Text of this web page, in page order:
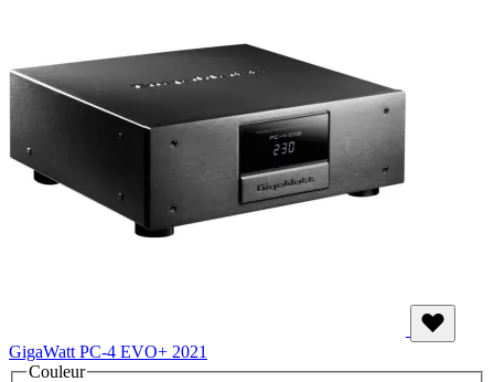
GigaWatt PC-4 EVO+ 2021
Couleur